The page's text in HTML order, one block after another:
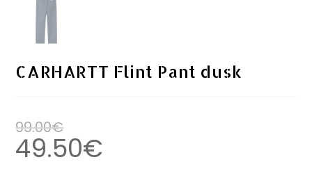
CARHARTT Flint Pant dusk
99.00€
49.50€